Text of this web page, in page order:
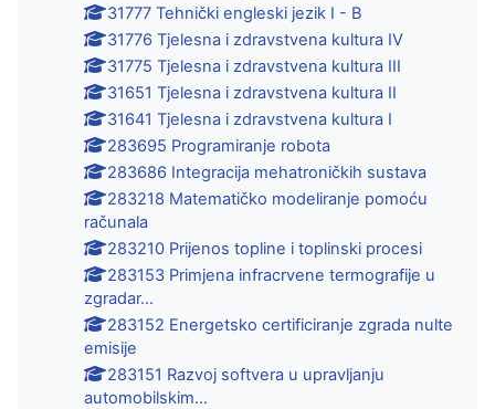
31777 Tehnički engleski jezik I - B
31776 Tjelesna i zdravstvena kultura IV
31775 Tjelesna i zdravstvena kultura III
31651 Tjelesna i zdravstvena kultura II
31641 Tjelesna i zdravstvena kultura I
283695 Programiranje robota
283686 Integracija mehatroničkih sustava
283218 Matematičko modeliranje pomoću
računala
283210 Prijenos topline i toplinski procesi
283153 Primjena infracrvene termografije u
zgradar...
283152 Energetsko certificiranje zgrada nulte
emisije
283151 Razvoj softvera u upravljanju
automobilskim...